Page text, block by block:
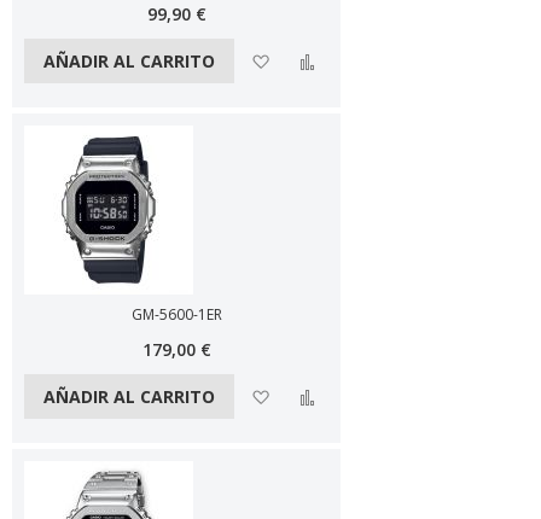
99,90 €
AÑADIR AL CARRITO Añadir a la lista de deseos
GM-5600-1ER
179,00 €
AÑADIR AL CARRITO Añadir a la lista de deseos